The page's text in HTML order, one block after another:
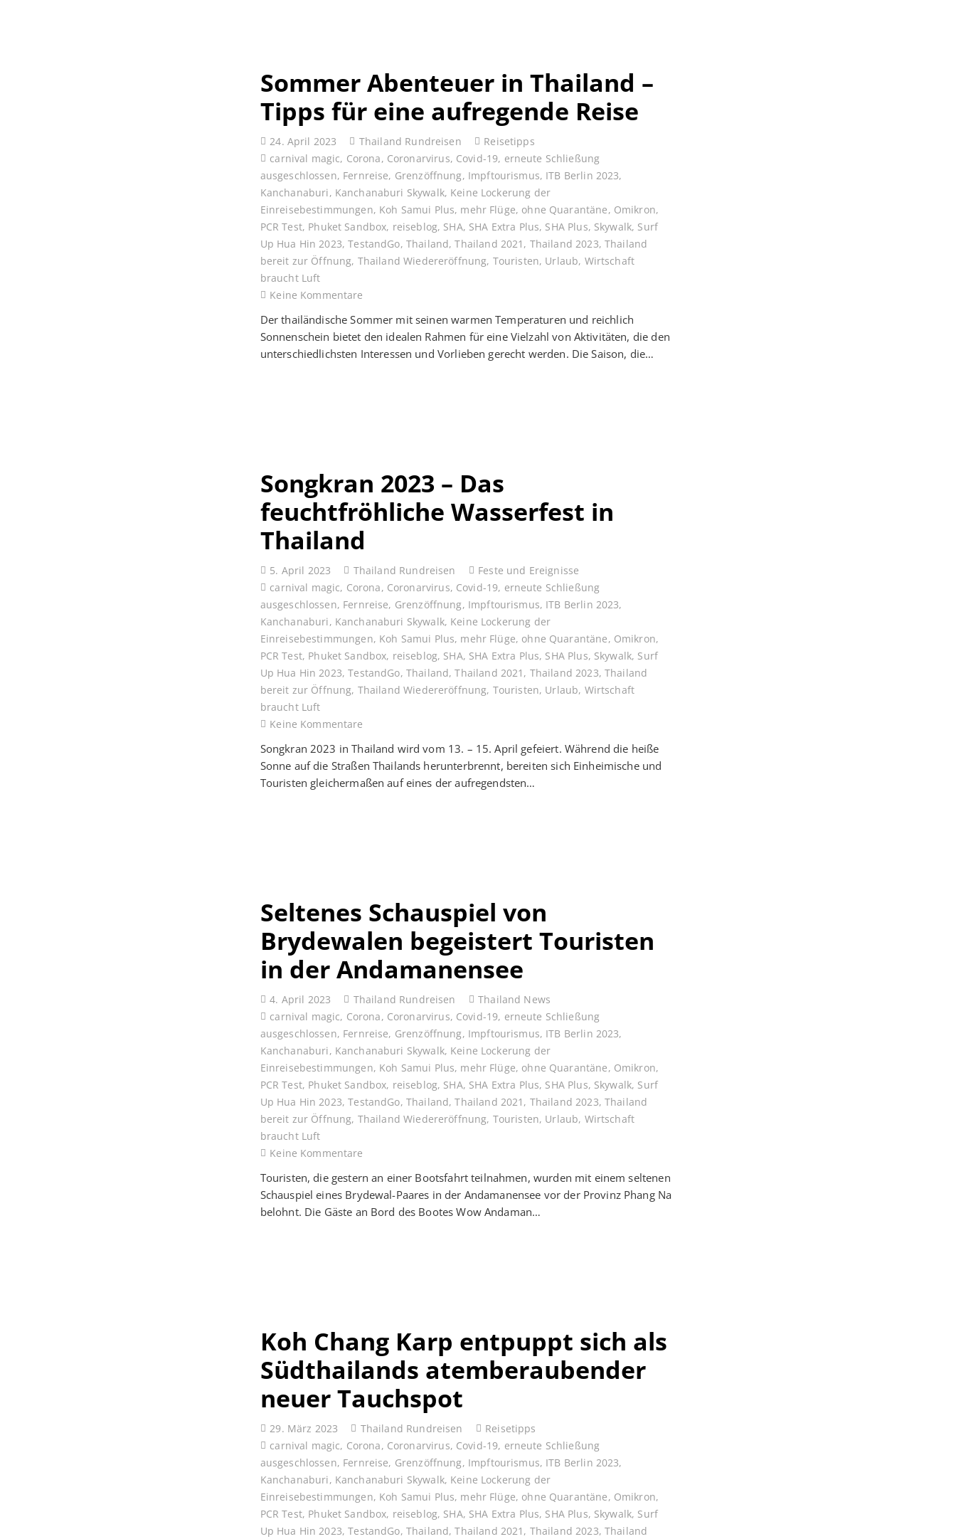
Sommer Abenteuer in Thailand –
Tipps für eine aufregende Reise
24. April 2023 Thailand Rundreisen
Reisetipps
carnival magic, Corona, Coronarvirus, Covid-19, erneute Schließung
ausgeschlossen, Fernreise, Grenzöffnung, Impftourismus, ITB Berlin 2023,
Kanchanaburi, Kanchanaburi Skywalk, Keine Lockerung der
Einreisebestimmungen, Koh Samui Plus, mehr Flüge, ohne Quarantäne, Omikron,
PCR Test, Phuket Sandbox, reiseblog, SHA, SHA Extra Plus, SHA Plus, Skywalk, Surf
Up Hua Hin 2023,TestandGo, Thailand,Thailand 2021 , Thailand 2023, Thailand
bereit zur Öffnung, Thailand Wiedereröffnung, Touristen, Urlaub, Wirtschaft
braucht Luft
Keine Kommentare
Der thailändische Sommer mit seinen warmen Temperaturen und reichlich
Sonnenschein bietet den idealen Rahmen für eine Vielzahl von Aktivitäten, die den
unterschiedlichsten Interessen und Vorlieben gerecht werden. Die Saison, die…
Songkran 2023 – Das
feuchtfröhliche Wasserfest in
Thailand
5. April 2023 Thailand Rundreisen
Feste und Ereignisse
carnival magic, Corona, Coronarvirus, Covid-19, erneute Schließung
ausgeschlossen, Fernreise, Grenzöffnung, Impftourismus, ITB Berlin 2023,
Kanchanaburi, Kanchanaburi Skywalk, Keine Lockerung der
Einreisebestimmungen, Koh Samui Plus, mehr Flüge, ohne Quarantäne, Omikron,
PCR Test, Phuket Sandbox, reiseblog, SHA, SHA Extra Plus, SHA Plus, Skywalk, Surf
Up Hua Hin 2023,TestandGo, Thailand,Thailand 2021 , Thailand 2023, Thailand
bereit zur Öffnung, Thailand Wiedereröffnung, Touristen, Urlaub, Wirtschaft
braucht Luft
Keine Kommentare
Songkran 2023 in Thailand wird vom 13. – 15. April gefeiert. Während die heiße
Sonne auf die Straßen Thailands herunterbrennt, bereiten sich Einheimische und
Touristen gleichermaßen auf eines der aufregendsten…
Seltenes Schauspiel von
Brydewalen begeistert Touristen
in der Andamanensee
4. April 2023 Thailand Rundreisen
Thailand News
carnival magic, Corona, Coronarvirus, Covid-19, erneute Schließung
ausgeschlossen, Fernreise, Grenzöffnung, Impftourismus, ITB Berlin 2023,
Kanchanaburi, Kanchanaburi Skywalk, Keine Lockerung der
Einreisebestimmungen, Koh Samui Plus, mehr Flüge, ohne Quarantäne, Omikron,
PCR Test, Phuket Sandbox, reiseblog, SHA, SHA Extra Plus, SHA Plus, Skywalk, Surf
Up Hua Hin 2023,TestandGo, Thailand,Thailand 2021 , Thailand 2023, Thailand
bereit zur Öffnung, Thailand Wiedereröffnung, Touristen, Urlaub, Wirtschaft
braucht Luft
Keine Kommentare
Touristen, die gestern an einer Bootsfahrt teilnahmen, wurden mit einem seltenen
Schauspiel eines Brydewal-Paares in der Andamanensee vor der Provinz Phang Na
belohnt. Die Gäste an Bord des Bootes Wow Andaman…
Koh Chang Karp entpuppt sich als
Südthailands atemberaubender
neuer Tauchspot
29. März 2023 Thailand Rundreisen
Reisetipps
carnival magic, Corona, Coronarvirus, Covid-19, erneute Schließung
ausgeschlossen, Fernreise, Grenzöffnung, Impftourismus, ITB Berlin 2023,
Kanchanaburi, Kanchanaburi Skywalk, Keine Lockerung der
Einreisebestimmungen, Koh Samui Plus, mehr Flüge, ohne Quarantäne, Omikron,
PCR Test, Phuket Sandbox, reiseblog, SHA, SHA Extra Plus, SHA Plus, Skywalk, Surf
Up Hua Hin 2023,TestandGo, Thailand,Thailand 2021 , Thailand 2023, Thailand